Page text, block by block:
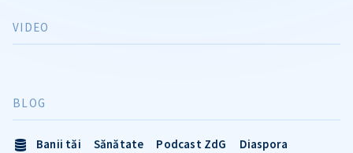
VIDEO
BLOG
Banii tăi Sănătate Podcast ZdG
Diaspora